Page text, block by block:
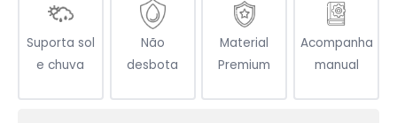
Suporta sol
e chuva
Não
desbota
Material
Premium
Acompanha
manual